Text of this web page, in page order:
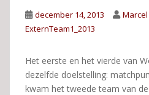
december 14, 2013
ExternTeam1_2013
Het eerste en het vierde van
dezelfde doelstelling:
kwam het tweede team van